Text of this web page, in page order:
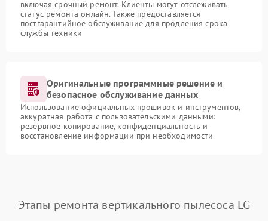
включая срочный ремонт. Клиенты могут отслеживать
статус ремонта онлайн. Также предоставляется
постгарантийное обслуживание для продления срока
службы техники
Оригинальные программные решение и
безопасное обслуживание данных
Использование официальных прошивок и инструментов,
аккуратная работа с пользовательскими данными:
резервное копирование, конфиденциальность и
восстановление информации при необходимости
Этапы ремонта вертикального пылесоса LG